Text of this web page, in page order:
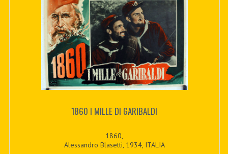
1860 I MILLE DI GARIBALDI
1860,
Alessandro Blasetti, 1934, ITALIA